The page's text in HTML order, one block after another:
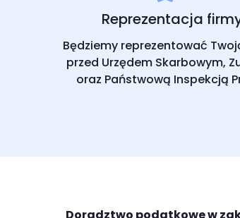
Reprezentacja
Będziemy reprezentować
przed Urzędem Skarbowym,
oraz Państwową Inspekcją